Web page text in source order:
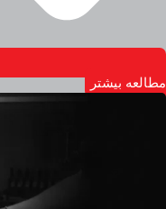
مطالعه بیشتر